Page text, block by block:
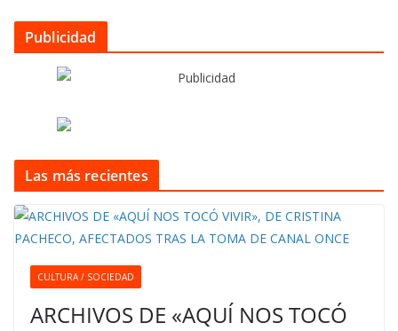
Publicidad
Las más recientes
CULTURA / SOCIEDAD
ARCHIVOS DE «AQUÍ NOS TOCÓ